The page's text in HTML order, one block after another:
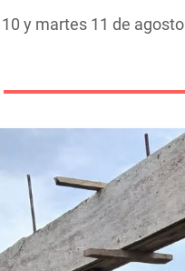
y martes 11 de agosto